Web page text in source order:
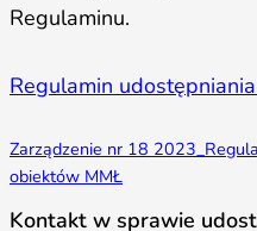
Regulaminu.
Regulamin
Zarządzenie nr 18
obiektów MMŁ
Kontakt w sprawie